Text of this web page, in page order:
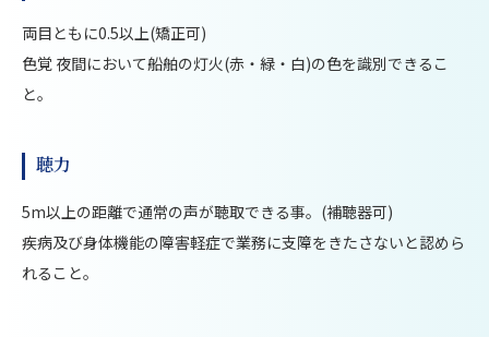
両目ともに0.5以上(矯正可)
色覚 夜間において船舶の灯火(赤・緑・白)の色を識別できるこ
と。
聴力
5m以上の距離で通常の声が聴取できる事。(補聴器可)
疾病及び身体機能の障害軽症で業務に支障をきたさないと認めら
れること。